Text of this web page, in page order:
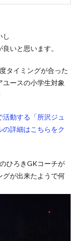
し
いと思います。
タイミングが合った
ースの小学生対象
動する「所沢ジュ
詳細はこちらをク
ひろきGKコーチが
グが出来たようで何
経
長野県
集中力
静岡
高円宮杯
ーズ
学園